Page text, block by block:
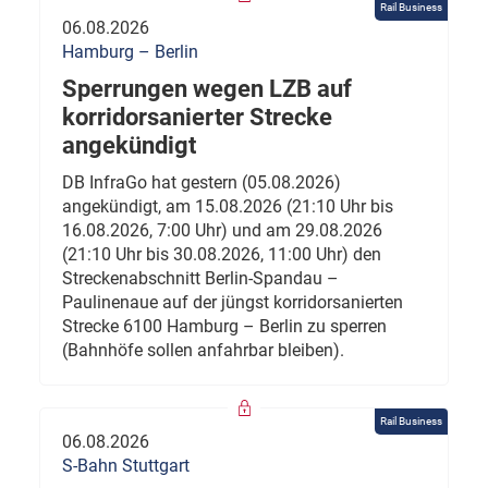
Rail Business
06.08.2026
Hamburg – Berlin
Sperrungen wegen LZB auf
korridorsanierter Strecke
angekündigt
DB InfraGo hat gestern (05.08.2026)
angekündigt, am 15.08.2026 (21:10 Uhr bis
16.08.2026, 7:00 Uhr) und am 29.08.2026
(21:10 Uhr bis 30.08.2026, 11:00 Uhr) den
Streckenabschnitt Berlin-Spandau –
Paulinenaue auf der jüngst korridorsanierten
Strecke 6100 Hamburg – Berlin zu sperren
(Bahnhöfe sollen anfahrbar bleiben).
Rail Business
06.08.2026
S-Bahn Stuttgart